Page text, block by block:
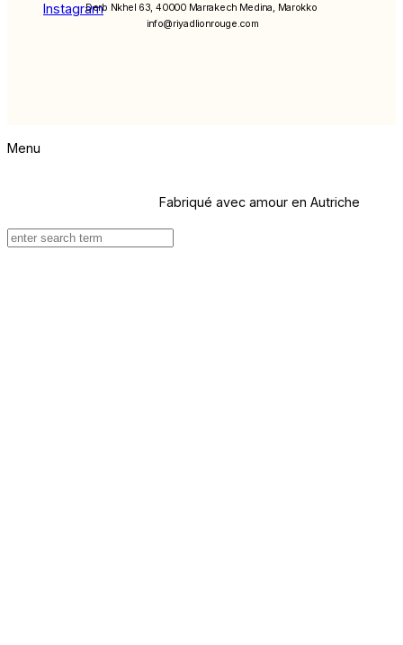
Instagram
Fabriqué avec amour en Autriche
Derb Nkhel 63, 40000 Marrakech Medina, Marokko
info@riyadlionrouge.com